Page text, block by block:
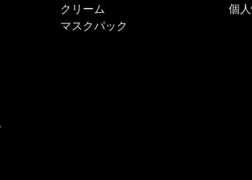
クリーム
マスクパック
個